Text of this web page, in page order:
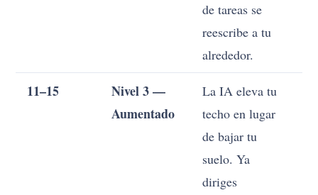
de tareas se
reescribe a tu
alrededor.
11–15
Nivel 3 —
Aumentado
La IA eleva tu
techo en lugar
de bajar tu
suelo. Ya
diriges